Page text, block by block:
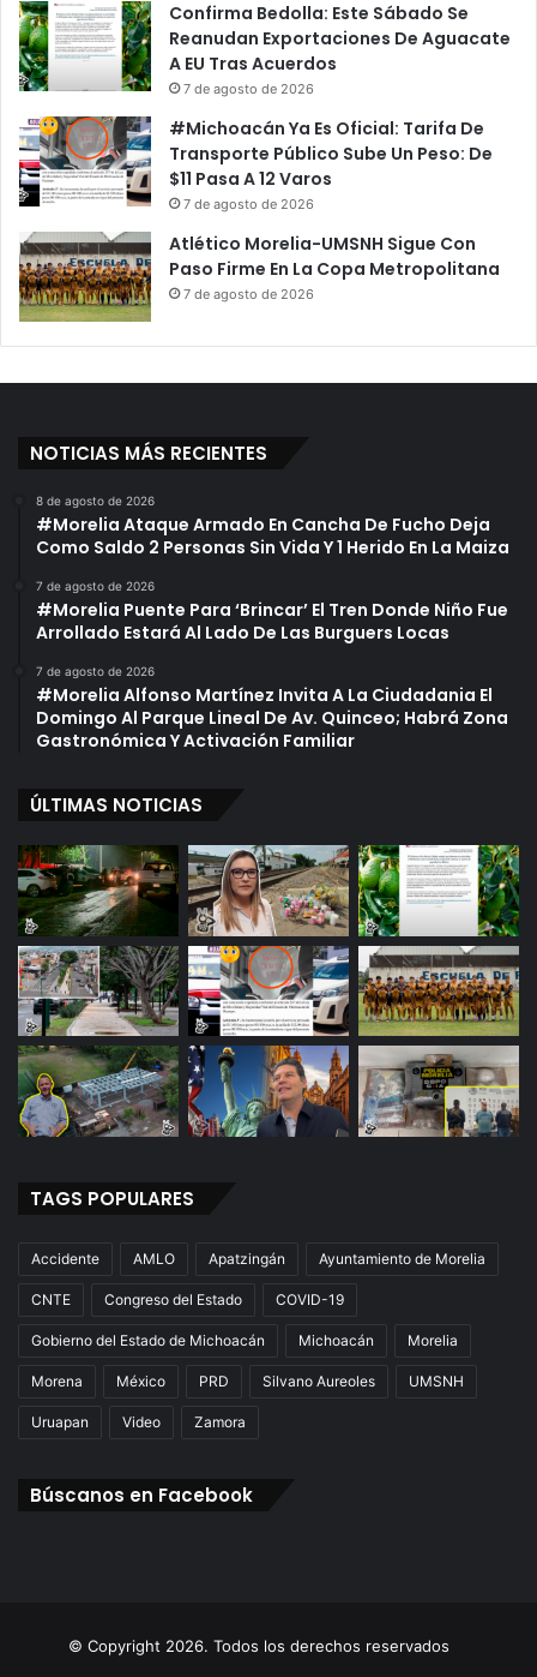
Confirma Bedolla: Este Sábado Se
Reanudan Exportaciones De Aguacate
A EU Tras Acuerdos
7 de agosto de 2026
#Michoacán Ya Es Oficial: Tarifa De
Transporte Público Sube Un Peso: De
$11 Pasa A 12 Varos
7 de agosto de 2026
Atlético Morelia-UMSNH Sigue Con
Paso Firme En La Copa Metropolitana
7 de agosto de 2026
NOTICIAS MÁS RECIENTES
8 de agosto de 2026
#Morelia Ataque Armado En Cancha De Fucho Deja
Como Saldo 2 Personas Sin Vida Y 1 Herido En La Maiza
7 de agosto de 2026
#Morelia Puente Para ‘Brincar’ El Tren Donde Niño Fue
Arrollado Estará Al Lado De Las Burguers Locas
7 de agosto de 2026
#Morelia Alfonso Martínez Invita A La Ciudadania El
Domingo Al Parque Lineal De Av. Quinceo; Habrá Zona
Gastronómica Y Activación Familiar
ÚLTIMAS NOTICIAS
TAGS POPULARES
Accidente AMLO Apatzingán Ayuntamiento de Morelia
CNTE Congreso del Estado COVID-19
Gobierno del Estado de Michoacán Michoacán Morelia
Morena México PRD Silvano Aureoles UMSNH
Uruapan Video Zamora
Búscanos en Facebook
© Copyright 2026. Todos los derechos reservados